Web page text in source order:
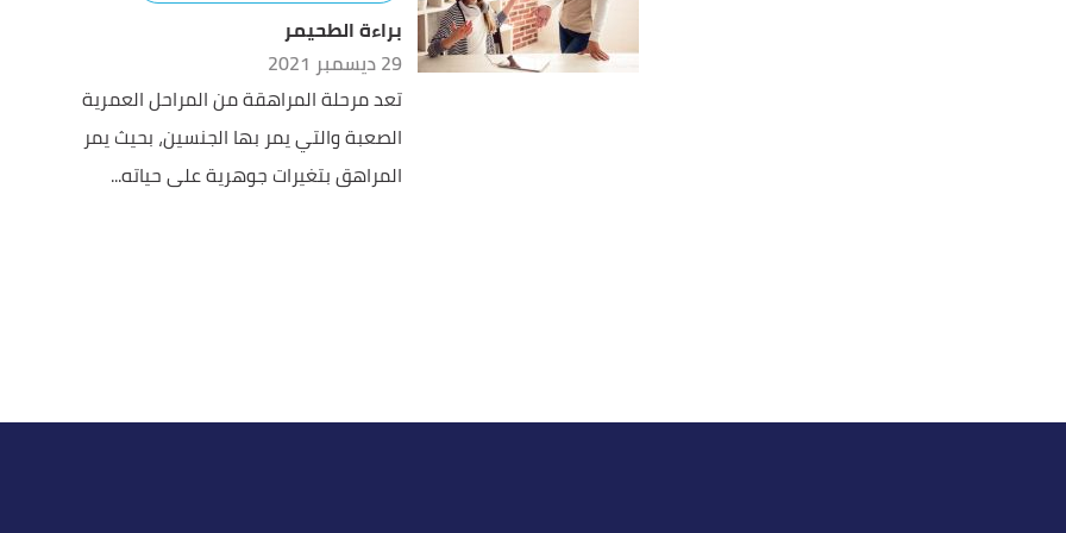
براءة الطحيمر
29 ديسمبر 2021
تعد مرحلة المراهقة من المراحل العمرية
الصعبة والتي يمر بها الجنسين، بحيث يمر
المراهق بتغيرات جوهرية على حياته...